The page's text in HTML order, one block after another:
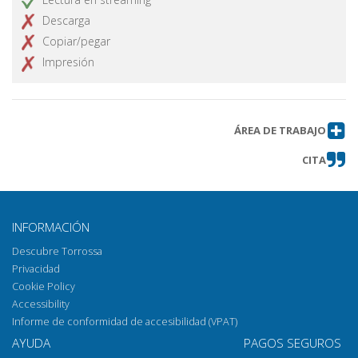
Descarga
Copiar/pegar
Impresión
ÁREA DE TRABAJO
CITA
INFORMACIÓN
Descubre Torrossa
Privacidad
Cookie Policy
Accessibility
Informe de conformidad de accesibilidad (VPAT)
AYUDA PAGOS SEGUROS